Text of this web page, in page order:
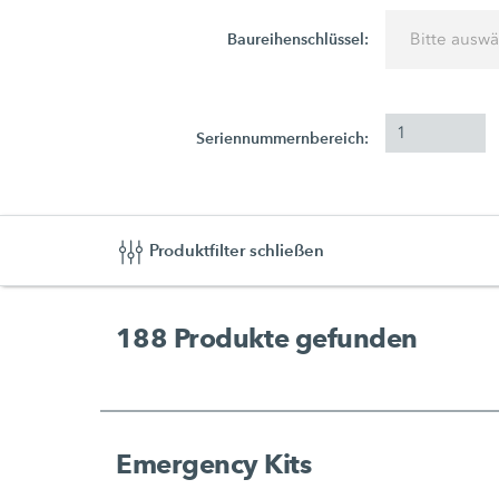
Baureihenschlüssel: Bitte
Seriennummernbereich:
Produktfilter schließen
188 Produkte gefunden
Emergency Kits